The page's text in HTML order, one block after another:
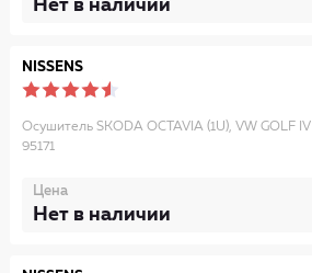
Нет в наличии
NISSENS
Осушитель SKODA OCTAVIA (1U), VW GOLF IV
95171
Цена
Нет в наличии